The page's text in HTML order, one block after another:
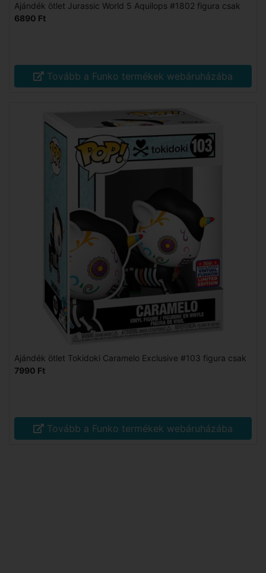
Ajándék ötlet Jurassic World 5 Aquilops #1802 figura csak
6890 Ft
Tovább a Funko termékek webáruházába
Ajándék ötlet Tokidoki Caramelo Exclusive #103 figura csak
7990 Ft
Tovább a Funko termékek webáruházába